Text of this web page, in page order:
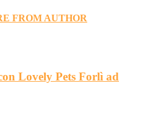
FROM AUTHOR
Lovely Pets Forlì ad